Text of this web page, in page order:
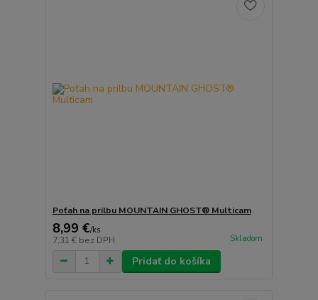
Poťah na prilbu MOUNTAIN GHOST® Multicam
8,99 €/ks
7,31 € bez DPH Skladom
Pridať do košíka